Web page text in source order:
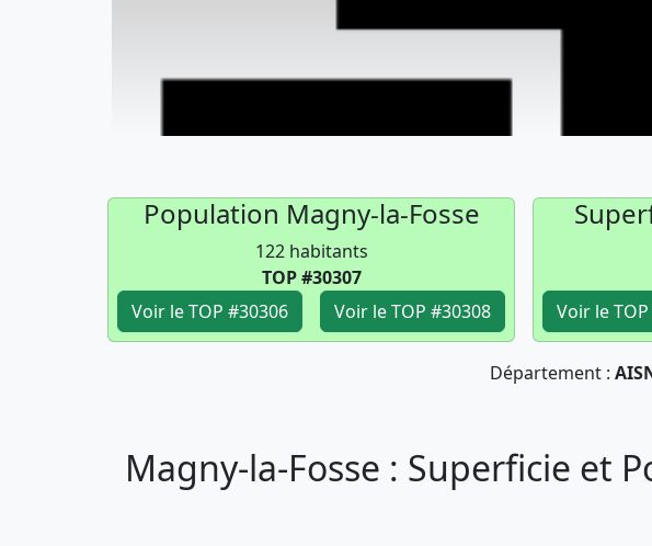
Population Magny-la-Fosse
122 habitants
TOP #30307
Voir le TOP #30306
Voir le TOP #30308
Voir le
Département :
Magny-la-Fosse : Superficie et